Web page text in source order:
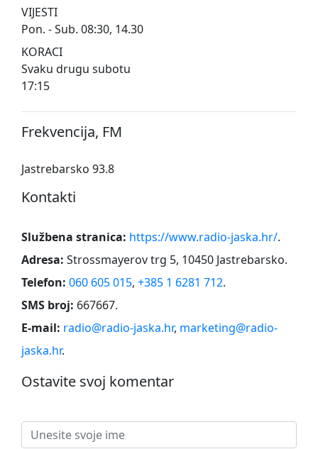
VIJESTI
Pon. - Sub. 08:30, 14.30
KORACI
Svaku drugu subotu
17:15
Frekvencija, FM
Jastrebarsko 93.8
Kontakti
Službena stranica: https://www.radio-jaska.hr/.
Adresa: Strossmayerov trg 5, 10450 Jastrebarsko.
Telefon: 060 605 015, +385 1 6281 712.
SMS broj: 667667.
E-mail: radio@radio-jaska.hr, marketing@radio-
jaska.hr.
Ostavite svoj komentar